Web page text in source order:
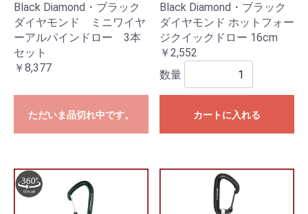
Black Diamond・ブラック
ダイヤモンド ミニワイヤ
ーアルパインドロー 3本
セット
￥8,377
ただいま品切れ中です。
Black Diamond・ブラック
ダイヤモンド ホットフォー
ジクイックドロー 16cm
￥2,552
数量
カートに入れる